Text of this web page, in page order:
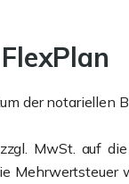
der notariellen
MwSt. auf
Mehrwertsteuer